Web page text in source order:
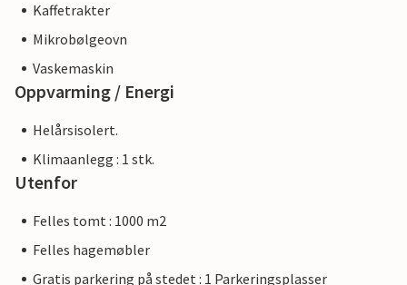
Kaffetrakter
Mikrobølgeovn
Vaskemaskin
Oppvarming / Energi
Helårsisolert.
Klimaanlegg : 1 stk.
Utenfor
Felles tomt : 1000 m2
Felles hagemøbler
Gratis parkering på stedet : 1 Parkeringsplasser